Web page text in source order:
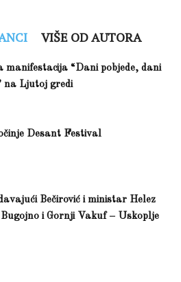
VIŠE OD AUTORA
manifestacija “Dani pobjede, dani
na Ljutoj gredi
Desant Festival
Bečirović i ministar Helez
i Gornji Vakuf – Uskoplje